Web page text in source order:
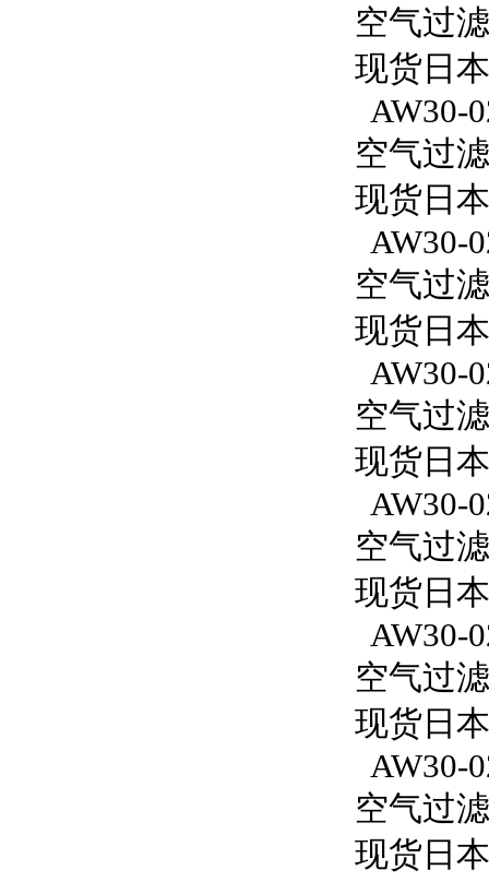
空气过
现货日
AW30-
空气过
现货日
AW30-
空气过
现货日
AW30-
空气过
现货日
AW30-
空气过
现货日
AW30-
空气过
现货日
AW30-
空气过
现货日